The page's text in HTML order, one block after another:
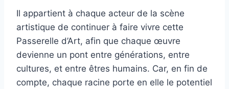
Il appartient à chaque acteur de la scène
artistique de continuer à faire vivre cette
Passerelle d’Art, afin que chaque œuvre
devienne un pont entre générations, entre
cultures, et entre êtres humains. Car, en fin de
compte, chaque racine porte en elle le potentiel